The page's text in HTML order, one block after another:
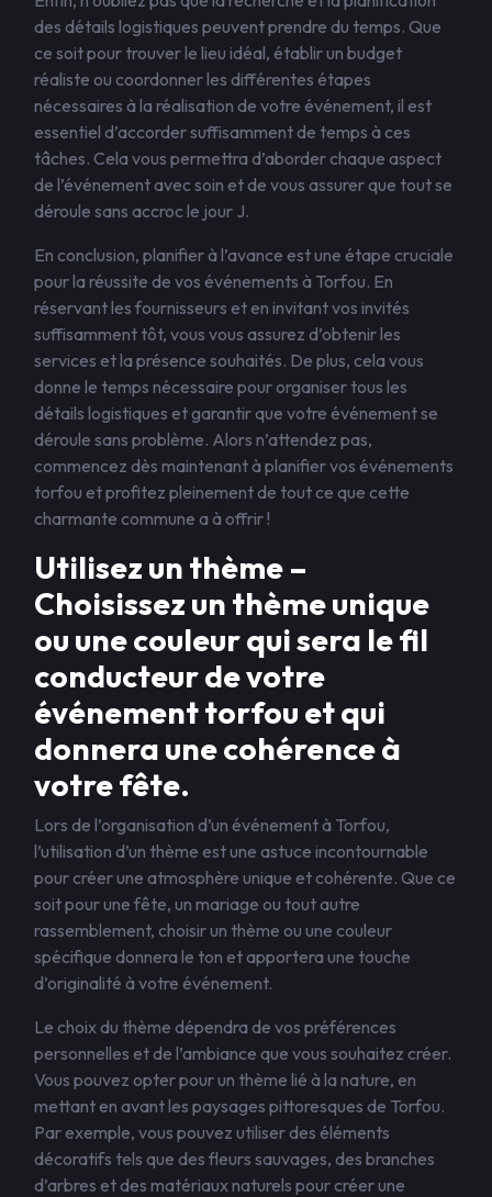
des détails logistiques peuvent prendre du temps. Que
ce soit pour trouver le lieu idéal, établir un budget
réaliste ou coordonner les différentes étapes
nécessaires à la réalisation de votre événement, il est
essentiel d’accorder suffisamment de temps à ces
tâches. Cela vous permettra d’aborder chaque aspect
de l’événement avec soin et de vous assurer que tout se
déroule sans accroc le jour J.
En conclusion, planifier à l’avance est une étape cruciale
pour la réussite de vos événements à Torfou. En
réservant les fournisseurs et en invitant vos invités
suffisamment tôt, vous vous assurez d’obtenir les
services et la présence souhaités. De plus, cela vous
donne le temps nécessaire pour organiser tous les
détails logistiques et garantir que votre événement se
déroule sans problème. Alors n’attendez pas,
commencez dès maintenant à planifier vos événements
torfou et profitez pleinement de tout ce que cette
charmante commune a à offrir !
Utilisez un thème –
Choisissez un thème unique
ou une couleur qui sera le fil
conducteur de votre
événement torfou et qui
donnera une cohérence à
votre fête.
Lors de l’organisation d’un événement à Torfou,
l’utilisation d’un thème est une astuce incontournable
pour créer une atmosphère unique et cohérente. Que ce
soit pour une fête, un mariage ou tout autre
rassemblement, choisir un thème ou une couleur
spécifique donnera le ton et apportera une touche
d’originalité à votre événement.
Le choix du thème dépendra de vos préférences
personnelles et de l’ambiance que vous souhaitez créer.
Vous pouvez opter pour un thème lié à la nature, en
mettant en avant les paysages pittoresques de Torfou.
Par exemple, vous pouvez utiliser des éléments
décoratifs tels que des fleurs sauvages, des branches
d’arbres et des matériaux naturels pour créer une